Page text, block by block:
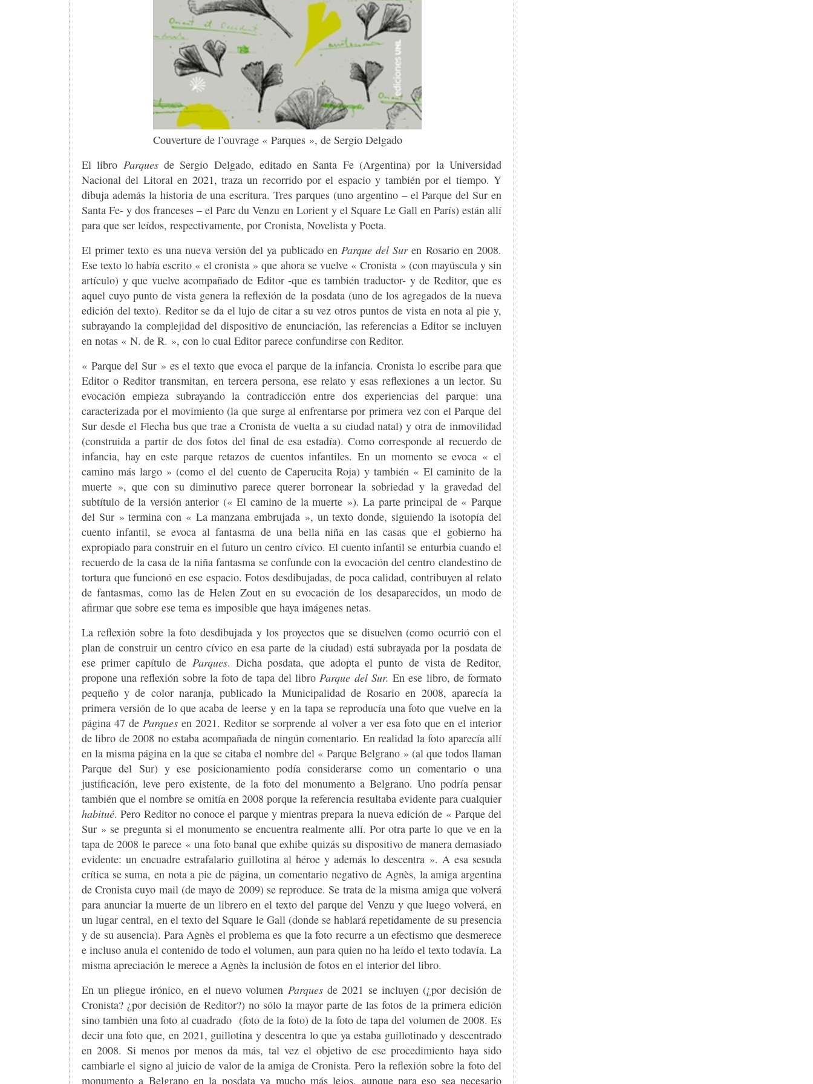
Couverture de l’ouvrage « Parques », de Sergio Delgado
El libro Parquesde Sergio Delgado, editado en Santa Fe (Argentina) por la Universidad
Nacional del Litoral en 2021, traza un recorrido por el espacio y también por el tiempo. Y
dibuja además la historia de una escritura. Tres parques (uno argentino – el Parque del Sur en
Santa Fe- y dos franceses – el Parc du Venzu en Lorient y el Square Le Gall en París) están allí
para que ser leídos, respectivamente, por Cronista, Novelista y Poeta.
El primer texto es una nueva versión del ya publicado en Parque del Suren Rosario en 2008.
Ese texto lo había escrito « el cronista » que ahora se vuelve « Cronista » (con mayúscula y sin
artículo) y que vuelve acompañado de Editor -que es también traductor- y de Reditor, que es
aquel cuyo punto de vista genera la reflexión de la posdata (uno de los agregados de la nueva
edición del texto). Reditor se da el lujo de citar a su vez otros puntos de vista en nota al pie y,
subrayando la complejidad del dispositivo de enunciación, las referencias a Editor se incluyen
en notas « N. de R. », con lo cual Editor parece confundirse con Reditor.
« Parque del Sur » es el texto que evoca el parque de la infancia. Cronista lo escribe para que
Editor o Reditor transmitan, en tercera persona, ese relato y esas reflexiones a un lector. Su
evocación empieza subrayando la contradicción entre dos experiencias del parque: una
caracterizada por el movimiento (la que surge al enfrentarse por primera vez con el Parque del
Sur desde el Flecha bus que trae a Cronista de vuelta a su ciudad natal) y otra de inmovilidad
(construida a partir de dos fotos del final de esa estadía). Como corresponde al recuerdo de
infancia, hay en este parque retazos de cuentos infantiles. En un momento se evoca « el
camino más largo » (como el del cuento de Caperucita Roja) y también « El caminito de la
muerte », que con su diminutivo parece querer borronear la sobriedad y la gravedad del
subtítulo de la versión anterior (« El camino de la muerte »). La parte principal de « Parque
del Sur » termina con « La manzana embrujada », un texto donde, siguiendo la isotopía del
cuento infantil, se evoca al fantasma de una bella niña en las casas que el gobierno ha
expropiado para construir en el futuro un centro cívico. El cuento infantil se enturbia cuando el
recuerdo de la casa de la niña fantasma se confunde con la evocación del centro clandestino de
tortura que funcionó en ese espacio. Fotos desdibujadas, de poca calidad, contribuyen al relato
de fantasmas, como las de Helen Zout en su evocación de los desaparecidos, un modo de
afirmar que sobre ese tema es imposible que haya imágenes netas.
La reflexión sobre la foto desdibujada y los proyectos que se disuelven (como ocurrió con el
plan de construir un centro cívico en esa parte de la ciudad) está subrayada por la posdata de
ese primer capítulo de Parques. Dicha posdata, que adopta el punto de vista de Reditor,
propone una reflexión sobre la foto de tapa del libro Parque del Sur.En ese libro, de formato
pequeño y de color naranja, publicado la Municipalidad de Rosario en 2008, aparecía la
primera versión de lo que acaba de leerse y en la tapa se reproducía una foto que vuelve en la
página 47 de Parquesen 2021. Reditor se sorprende al volver a ver esa foto que en el interior
de libro de 2008 no estaba acompañada de ningún comentario. En realidad la foto aparecía allí
en la misma página en la que se citaba el nombre del « Parque Belgrano » (al que todos llaman
Parque del Sur) y ese posicionamiento podía considerarse como un comentario o una
justificación, leve pero existente, de la foto del monumento a Belgrano. Uno podría pensar
también que el nombre se omitía en 2008 porque la referencia resultaba evidente para cualquier
habitué. Pero Reditor no conoce el parque y mientras prepara la nueva edición de « Parque del
Sur » se pregunta si el monumento se encuentra realmente allí. Por otra parte lo que ve en la
tapa de 2008 le parece « una foto banal que exhibe quizás su dispositivo de manera demasiado
evidente: un encuadre estrafalario guillotina al héroe y además lo descentra ». A esa sesuda
crítica se suma, en nota a pie de página, un comentario negativo de Agnès, la amiga argentina
de Cronista cuyo mail (de mayo de 2009) se reproduce. Se trata de la misma amiga que volverá
para anunciar la muerte de un librero en el texto del parque del Venzu y que luego volverá, en
un lugar central, en el texto del Square le Gall (donde se hablará repetidamente de su presencia
y de su ausencia). Para Agnès el problema es que la foto recurre a un efectismo que desmerece
e incluso anula el contenido de todo el volumen, aun para quien no ha leído el texto todavía. La
misma apreciación le merece a Agnès la inclusión de fotos en el interior del libro.
En un pliegue irónico, en el nuevo volumen Parquesde 2021 se incluyen (¿por decisión de
Cronista? ¿por decisión de Reditor?) no sólo la mayor parte de las fotos de la primera edición
sino también una foto al cuadrado (foto de la foto) de la foto de tapa del volumen de 2008. Es
decir una foto que, en 2021, guillotina y descentra lo que ya estaba guillotinado y descentrado
en 2008. Si menos por menos da más, tal vez el objetivo de ese procedimiento haya sido
cambiarle el signo al juicio de valor de la amiga de Cronista. Pero la reflexión sobre la foto del
monumento a Belgrano en la posdata va mucho más lejos, aunque para eso sea necesario